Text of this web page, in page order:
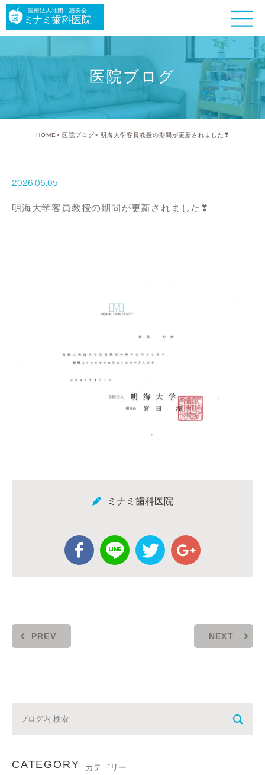
医院ブログ
HOME 医院ブログ 明海大学客員教授の期間が更新されました❣
2026.06.05
明海大学客員教授の期間が更新されました❣
ミナミ歯科医院
PREV NEXT
CATEGORY カテゴリー